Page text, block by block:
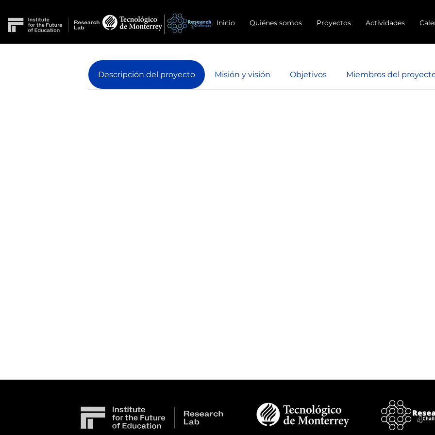
Inicio Quiénes somos Proyectos Actividades
Descripción del proyecto Misión y visión Objetivos Miembros del